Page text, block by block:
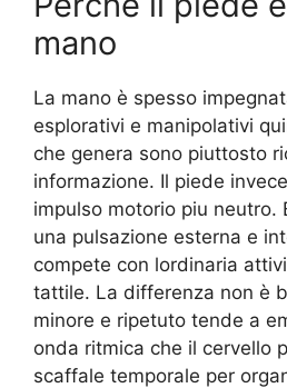
mano
La mano è spesso
esplorativi e manipolativi
che genera sono piuttosto
informazione. Il piede
impulso motorio piu neutro.
una pulsazione esterna e
compete con lordinaria
tattile. La differenza non è
minore e ripetuto tende a
onda ritmica che il cervello
scaffale temporale per